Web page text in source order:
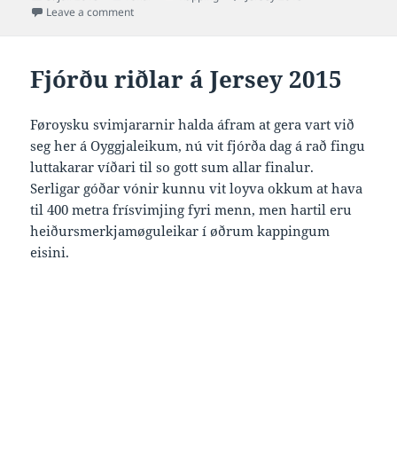
on
Leave a commenton Fjórðu finalur á Jersey 2015
Fjórðu riðlar á Jersey 2015
Føroysku svimjararnir halda áfram at gera vart við
seg her á Oyggjaleikum, nú vit fjórða dag á rað fingu
luttakarar víðari til so gott sum allar finalur.
Serligar góðar vónir kunnu vit loyva okkum at hava
til 400 metra frísvimjing fyri menn, men hartil eru
heiðursmerkjamøguleikar í øðrum kappingum
eisini.